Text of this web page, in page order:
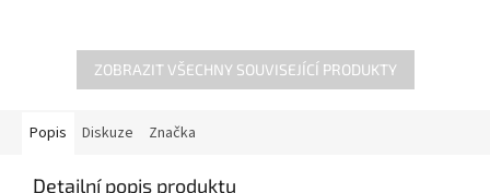
ZOBRAZIT VŠECHNY SOUVISEJÍCÍ PRODUKTY
Popis Diskuze Značka
Detailní popis produktu